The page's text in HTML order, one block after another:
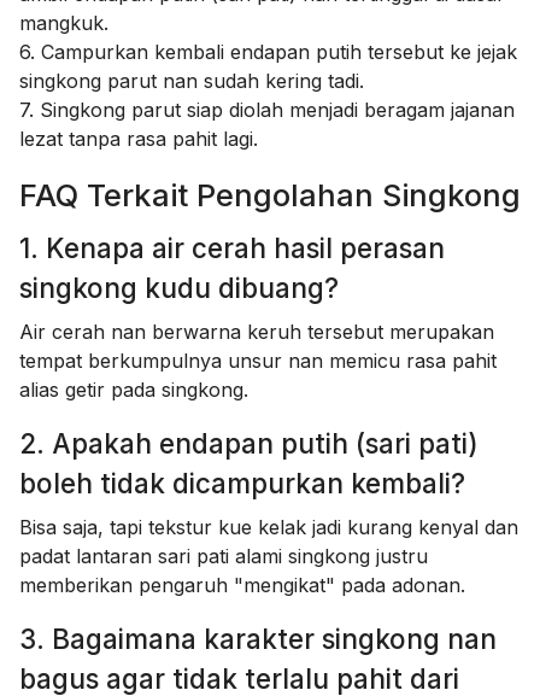
mangkuk.
6. Campurkan kembali endapan putih tersebut ke jejak
singkong parut nan sudah kering tadi.
7. Singkong parut siap diolah menjadi beragam jajanan
lezat tanpa rasa pahit lagi.
FAQ Terkait Pengolahan Singkong
1. Kenapa air cerah hasil perasan
singkong kudu dibuang?
Air cerah nan berwarna keruh tersebut merupakan
tempat berkumpulnya unsur nan memicu rasa pahit
alias getir pada singkong.
2. Apakah endapan putih (sari pati)
boleh tidak dicampurkan kembali?
Bisa saja, tapi tekstur kue kelak jadi kurang kenyal dan
padat lantaran sari pati alami singkong justru
memberikan pengaruh "mengikat" pada adonan.
3. Bagaimana karakter singkong nan
bagus agar tidak terlalu pahit dari